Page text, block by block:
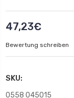
47,23€
Bewertung schreiben
SKU:
0558 045015